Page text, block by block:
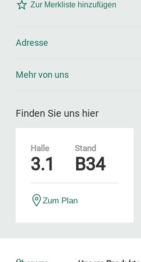
Zur Merkliste hinzufügen
Adresse
Mehr von uns
Finden Sie uns hier
Halle
3.1
Stand
B34
Zum Plan